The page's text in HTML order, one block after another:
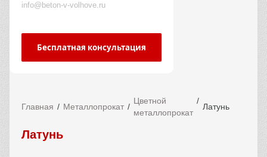
info@beton-v-volhove.ru
Бесплатная консультация
Главная Металлопрокат
Цветной
металлопрокат
Латунь
Латунь